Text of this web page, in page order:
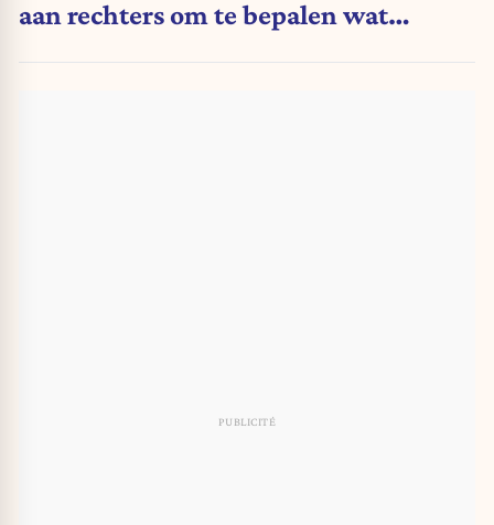
aan rechters om te bepalen wat